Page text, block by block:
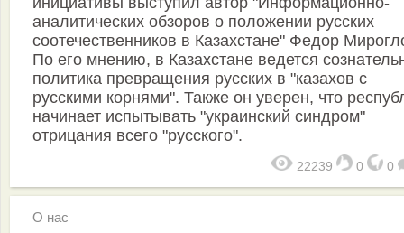
аналитических обзоров о положении русских
соотечественников в Казахстане" Федор
По его мнению, в Казахстане ведется
политика превращения русских в "казахов с
русскими корнями". Также он уверен, что
начинает испытывать "украинский синдром"
отрицания всего "русского".
22239 0 0
О нас